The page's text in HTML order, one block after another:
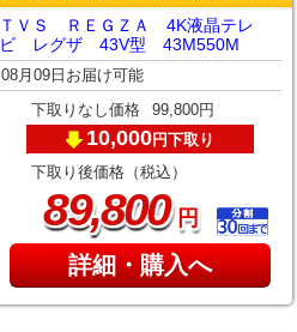
ＴＶＳ ＲＥＧＺＡ 4K液晶テレ
ビ レグザ 43V型 43M550M
08月09日お届け可能
下取りなし価格 99,800円
10,000円下取り
下取り後価格（税込）
89,800円
詳細・購入へ